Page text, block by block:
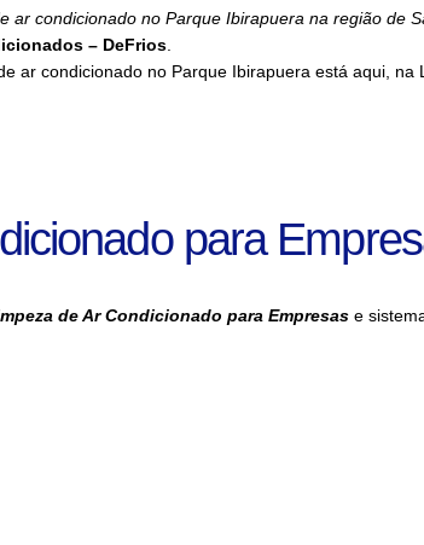
ar condicionado no Parque Ibirapuera na região de
– DeFrios
ar condicionado no Parque Ibirapuera está aqui, na
para
de Ar Condicionado para Empresas e